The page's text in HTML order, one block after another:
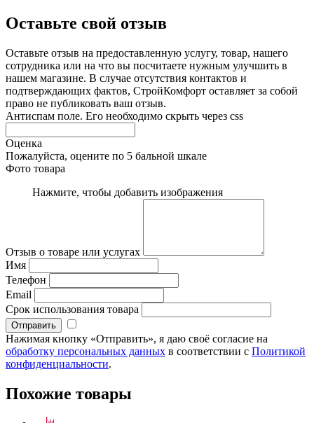
Оставьте свой отзыв
Оставьте отзыв на предоставленную услугу, товар, нашего
сотрудника или на что вы посчитаете нужным улучшить в
нашем магазине. В случае отсутствия контактов и
подтверждающих фактов, СтройКомфорт оставляет за собой
право не публиковать ваш отзыв.
Антиспам поле. Его необходимо скрыть через css
Оценка
Пожалуйста, оцените по 5 бальной шкале
Фото товара
Нажмите, чтобы добавить изображения
Отзыв о товаре или услугах
Имя
Телефон
Email
Срок использования товара
Нажимая кнопку «Отправить», я даю своё согласие на
обработку персональных данных в соответствии с Политикой
конфиденциальности.
Похожие товары